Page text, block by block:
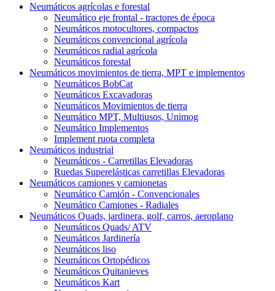
Neumáticos agrícolas e forestal
Neumático eje frontal - tractores de época
Neumáticos motocultores, compactos
Neumáticos convencional agrícola
Neumáticos radial agrícola
Neumáticos forestal
Neumáticos movimientos de tierra, MPT e implementos
Neumáticos BobCat
Neumáticos Excavadoras
Neumáticos Movimientos de tierra
Neumático MPT, Multiusos, Unimog
Neumático Implementos
Implement ruota completa
Neumáticos industrial
Neumáticos - Carretillas Elevadoras
Ruedas Superelásticas carretillas Elevadoras
Neumáticos camiones y camionetas
Neumático Camión - Convencionales
Neumático Camiones - Radiales
Neumáticos Quads, jardinera, golf, carros, aeroplano
Neumáticos Quads/ ATV
Neumáticos Jardinería
Neumáticos liso
Neumáticos Ortopédicos
Neumáticos Quitanieves
Neumáticos Kart